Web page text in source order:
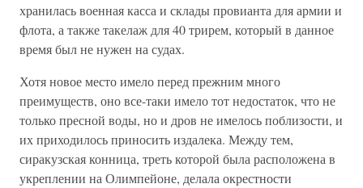
хранилась военная касса и склады провианта для армии и
флота, а также такелаж для 40 трирем, который в данное
время был не нужен на судах.
Хотя новое место имело перед прежним много
преимуществ, оно все-таки имело тот недостаток, что не
только пресной воды, но и дров не имелось поблизости, и
их приходилось приносить издалека. Между тем,
сиракузская конница, треть которой была расположена в
укреплении на Олимпейоне, делала окрестности